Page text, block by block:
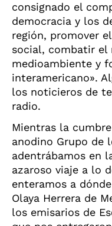
consignado el
democracia y los
región, promover
social, combatir el
medioambiente y
interamericano».
los noticieros de
radio.
Mientras la
anodino Grupo
adentrábamos en
azaroso viaje a lo
enteramos a
Olaya Herrera de
los emisarios de